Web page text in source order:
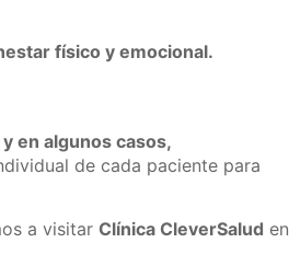
físico y emocional.
en algunos casos,
de cada paciente para
a visitar Clínica CleverSalud en